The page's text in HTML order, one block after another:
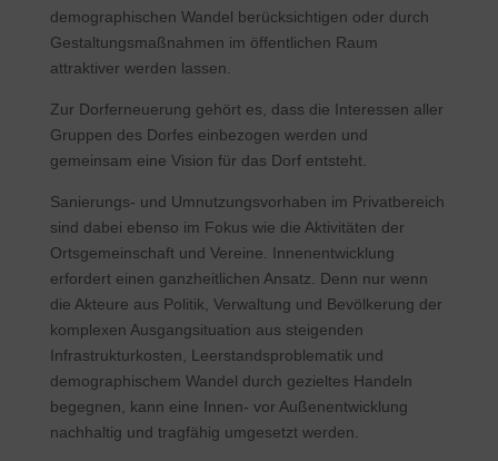
demographischen Wandel berücksichtigen oder durch
Gestaltungsmaßnahmen im öffentlichen Raum
attraktiver werden lassen.
Zur Dorferneuerung gehört es, dass die Interessen aller
Gruppen des Dorfes einbezogen werden und
gemeinsam eine Vision für das Dorf entsteht.
Sanierungs- und Umnutzungsvorhaben im Privatbereich
sind dabei ebenso im Fokus wie die Aktivitäten der
Ortsgemeinschaft und Vereine. Innenentwicklung
erfordert einen ganzheitlichen Ansatz. Denn nur wenn
die Akteure aus Politik, Verwaltung und Bevölkerung der
komplexen Ausgangsituation aus steigenden
Infrastrukturkosten, Leerstandsproblematik und
demographischem Wandel durch gezieltes Handeln
begegnen, kann eine Innen- vor Außenentwicklung
nachhaltig und tragfähig umgesetzt werden.